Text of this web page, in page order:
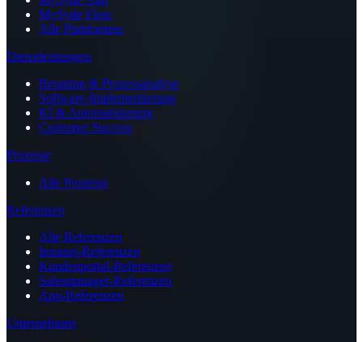
MySyde Flow
Alle Plattformen
Dienstleistungen
Beratung & Prozessanalyse
Software-Implementierung
KI & Automatisierung
Customer Success
Prozesse
Alle Prozesse
Referenzen
Alle Referenzen
Intranet-Referenzen
Kundenportal-Referenzen
Salesmanager-Referenzen
App-Referenzen
Unternehmen